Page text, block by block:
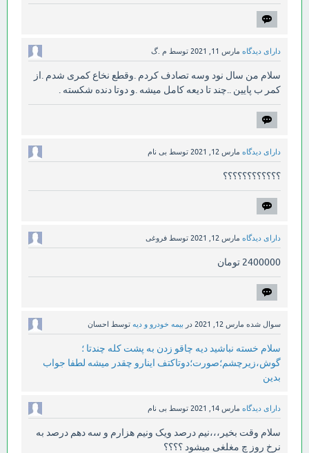
دارای دیدگاه مارس 11, 2021 توسط م .گ
سلام من سال نود وسه تصادف کردم .وقطع نخاع کمری شدم .از
کمر ب پایین ..چند تا دیعه کامل میشه .و دوتا دنده شکسته .
دارای دیدگاه مارس 12, 2021 توسط بی نام
؟؟؟؟؟؟؟؟؟؟؟؟
دارای دیدگاه مارس 12, 2021 توسط فروغی
2400000 تومان
سوال شده مارس 12, 2021 در بیمه خودرو و دیه توسط احسان
سلام خسته نباشید دیه چاقو زدن به پشت کله چندتا ؛
گوش،زیرچشم؛صورت؛دوتاکتف اینارو چقدر میشه لطفا جواب
بدین
دارای دیدگاه مارس 14, 2021 توسط بی نام
سلام وقت بخیر،،،نیم درصد ویک ونیم هزارم و سه دهم درصد به
نرخ روز چ مغلغی میشود ؟؟؟؟